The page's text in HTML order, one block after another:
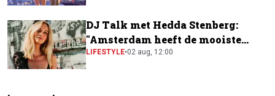
DJ Talk met Hedda Stenberg:
"Amsterdam heeft de mooiste
festivalscene van Europa"
LIFESTYLE•02 aug, 12:00